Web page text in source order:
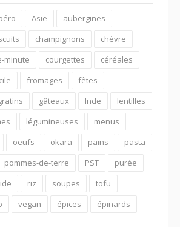
Asie
aubergines
champignons
chèvre
minute courgettes
céréales
fromages
fêtes
gâteaux Inde
lentilles
légumineuses
menus
oeufs okara pains
pasta
pommes-de-terre PST
purée
riz soupes
tofu
vegan épices épinards